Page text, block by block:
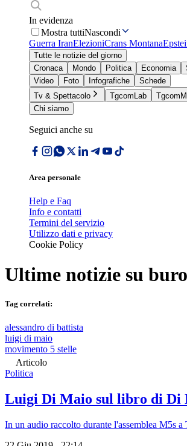
In evidenza
Mostra tuttiNascondi
Guerra IranElezioniCrans Montana
Tutte le notizie del giorno
Cronaca
Mondo Politica Economia
Video
Foto Infografiche
Schede
Tv & Spettacolo
TgcomLab
Chi siamo
Seguici anche su
Area personale
Help e Faq
Info e contatti
Termini del servizio
Utilizzo dati e privacy
Cookie Policy
Ultime notizie su
Tag correlati:
alessandro di battista
luigi di maio
movimento 5 stelle
Articolo
Politica
Luigi Di Maio sul libro di Di
In un audio raccolto durante l'assemblea M5s